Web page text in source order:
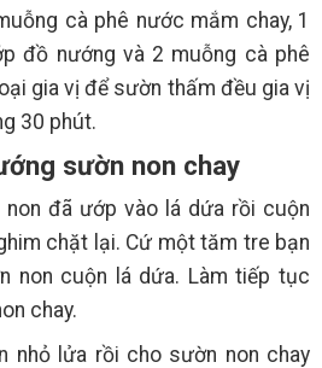
cà phê nước mắm chay, 1
đồ nướng và 2 muỗng cà phê
gia vị để sườn thấm đều gia vị
30 phút.
sườn non chay
đã ướp vào lá dứa rồi cuộn
chặt lại. Cứ một tăm tre bạn
non cuộn lá dứa. Làm tiếp tục
chay.
nhỏ lửa rồi cho sườn non chay